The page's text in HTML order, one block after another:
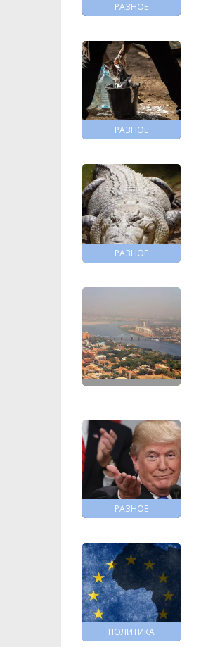
РАЗНОЕ
РАЗНОЕ
РАЗНОЕ
РАЗНОЕ
ПОЛИТИКА